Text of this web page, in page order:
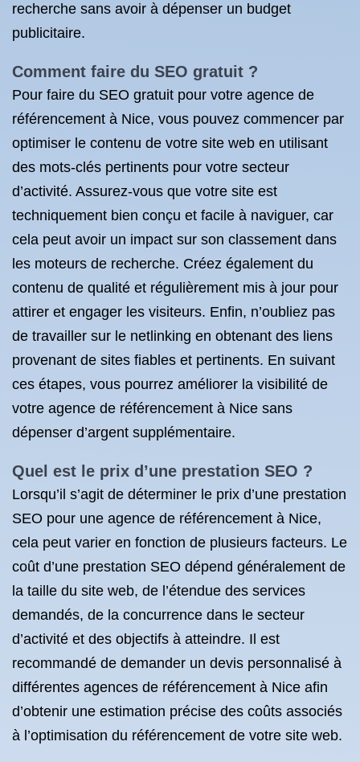
recherche sans avoir à dépenser un budget
publicitaire.
Comment faire du SEO gratuit ?
Pour faire du SEO gratuit pour votre agence de
référencement à Nice, vous pouvez commencer par
optimiser le contenu de votre site web en utilisant
des mots-clés pertinents pour votre secteur
d’activité. Assurez-vous que votre site est
techniquement bien conçu et facile à naviguer, car
cela peut avoir un impact sur son classement dans
les moteurs de recherche. Créez également du
contenu de qualité et régulièrement mis à jour pour
attirer et engager les visiteurs. Enfin, n’oubliez pas
de travailler sur le netlinking en obtenant des liens
provenant de sites fiables et pertinents. En suivant
ces étapes, vous pourrez améliorer la visibilité de
votre agence de référencement à Nice sans
dépenser d’argent supplémentaire.
Quel est le prix d’une prestation SEO ?
Lorsqu’il s’agit de déterminer le prix d’une prestation
SEO pour une agence de référencement à Nice,
cela peut varier en fonction de plusieurs facteurs. Le
coût d’une prestation SEO dépend généralement de
la taille du site web, de l’étendue des services
demandés, de la concurrence dans le secteur
d’activité et des objectifs à atteindre. Il est
recommandé de demander un devis personnalisé à
différentes agences de référencement à Nice afin
d’obtenir une estimation précise des coûts associés
à l’optimisation du référencement de votre site web.